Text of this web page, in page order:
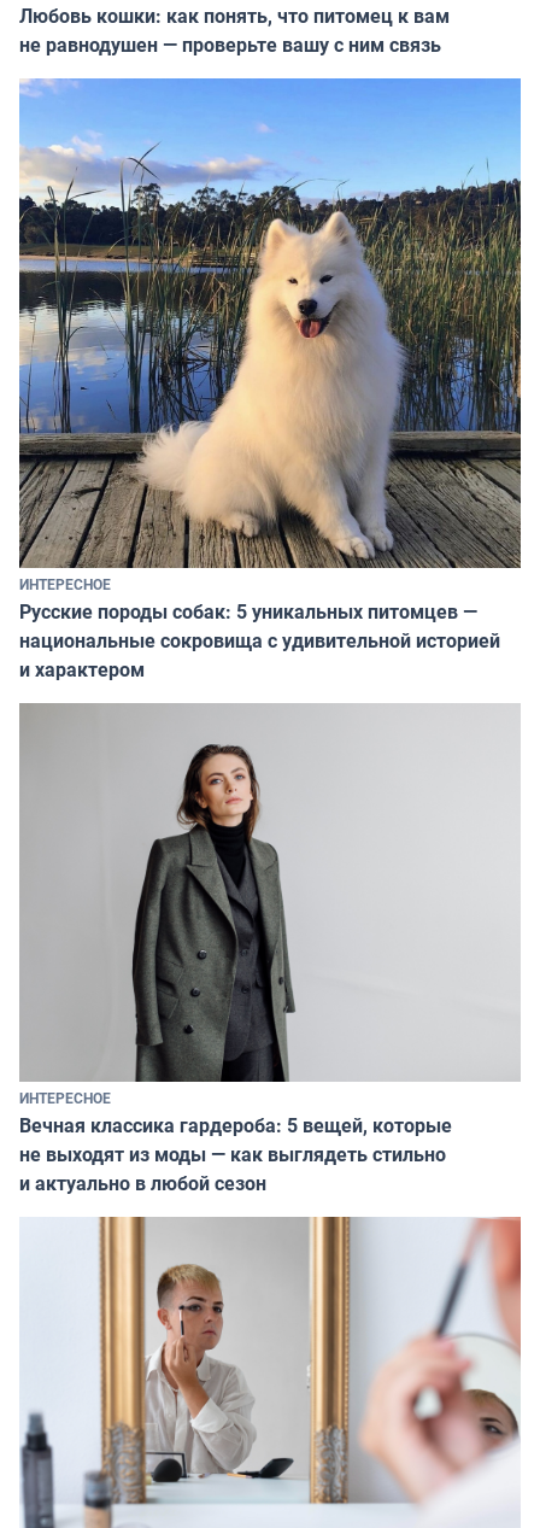
Любовь кошки: как понять, что питомец к вам
не равнодушен — проверьте вашу с ним связь
ИНТЕРЕСНОЕ
Русские породы собак: 5 уникальных питомцев —
национальные сокровища с удивительной историей
и характером
ИНТЕРЕСНОЕ
Вечная классика гардероба: 5 вещей, которые
не выходят из моды — как выглядеть стильно
и актуально в любой сезон